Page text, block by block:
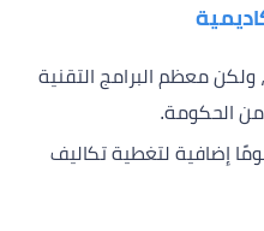
معظم البرامج التقنية
الحكومة.
إضافية لتغطية تكاليف